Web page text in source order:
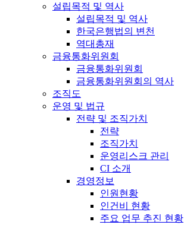
설립목적 및 역사
설립목적 및 역사
한국은행법의 변천
역대총재
금융통화위원회
금융통화위원회
금융통화위원회의 역사
조직도
운영 및 법규
전략 및 조직가치
전략
조직가치
운영리스크 관리
CI 소개
경영정보
인원현황
인건비 현황
주요 업무 추진 현황